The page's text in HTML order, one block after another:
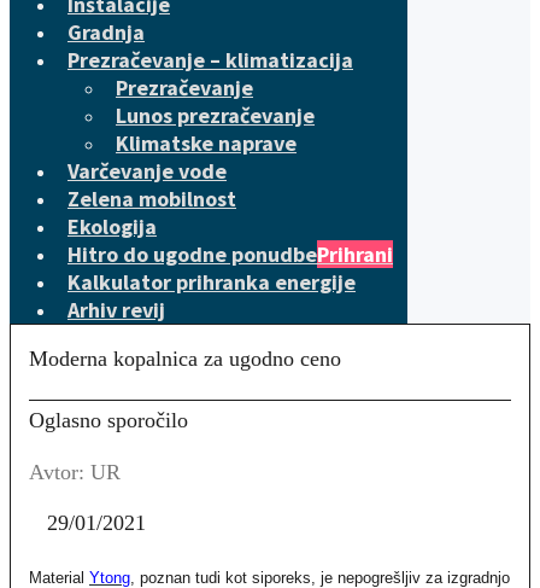
Gradnja
Prezračevanje – klimatizacija
Prezračevanje
Lunos prezračevanje
Klimatske naprave
Varčevanje vode
Zelena mobilnost
Ekologija
Hitro do ugodne ponudbePrihrani
Kalkulator prihranka energije
Arhiv revij
Moderna kopalnica za ugodno ceno
Oglasno sporočilo
Avtor: UR
29/01/2021
Material Ytong, poznan tudi kot siporeks, je nepogrešljiv za izgradnjo